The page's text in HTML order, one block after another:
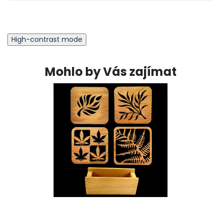
High-contrast mode
Mohlo by Vás zajímat